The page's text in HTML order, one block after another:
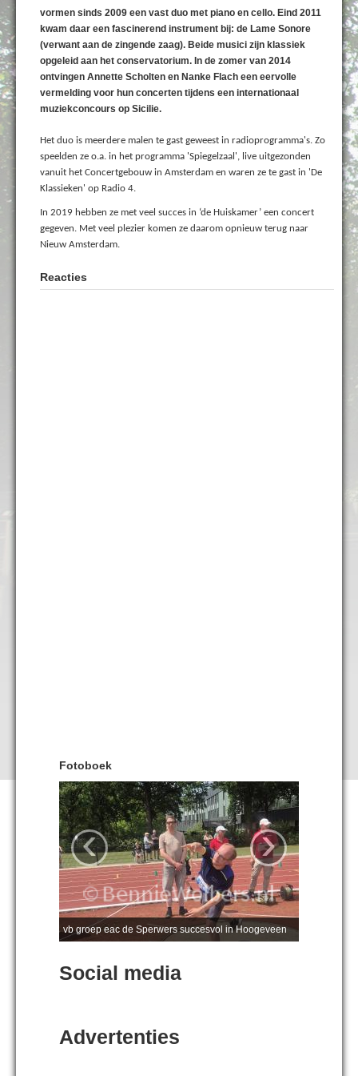
vormen sinds 2009 een vast duo met piano en cello. Eind 2011
kwam daar een fascinerend instrument bij: de Lame Sonore
(verwant aan de zingende zaag). Beide musici zijn klassiek
opgeleid aan het conservatorium. In de zomer van 2014
ontvingen Annette Scholten en Nanke Flach een eervolle
vermelding voor hun concerten tijdens een internationaal
muziekconcours op Sicilie.
Het duo is meerdere malen te gast geweest in radioprogramma's. Zo
speelden ze o.a. in het programma 'Spiegelzaal', live uitgezonden
vanuit het Concertgebouw in Amsterdam en waren ze te gast in 'De
Klassieken' op Radio 4.
In 2019 hebben ze met veel succes in ‘de Huiskamer’ een concert
gegeven. Met veel plezier komen ze daarom opnieuw terug naar
Nieuw Amsterdam.
Reacties
Fotoboek
vb groep eac de Sperwers succesvol in Hoogeveen
‹ ›
Social media
Advertenties